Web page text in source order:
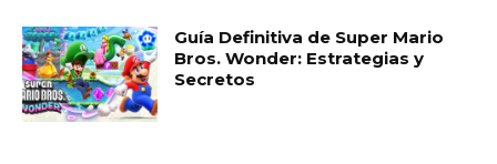
Guía Definitiva de Super Mario
Bros. Wonder: Estrategias y
Secretos